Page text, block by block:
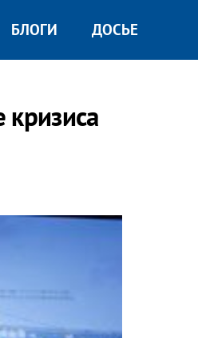
БЛОГИ ДОСЬЕ